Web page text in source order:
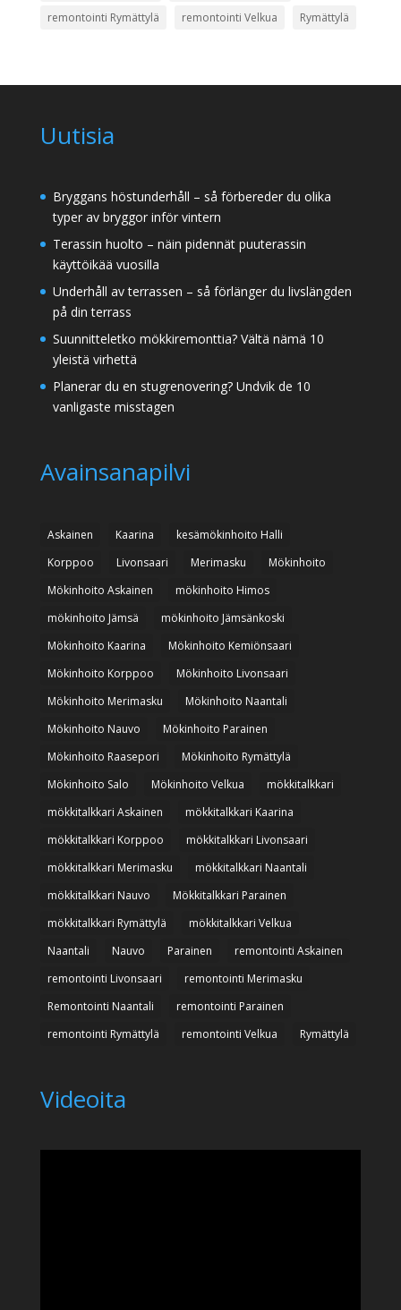
remontointi Rymättylä remontointi Velkua Rymättylä
Uutisia
Bryggans höstunderhåll – så förbereder du olika
typer av bryggor inför vintern
Terassin huolto – näin pidennät puuterassin
käyttöikää vuosilla
Underhåll av terrassen – så förlänger du livslängden
på din terrass
Suunnitteletko mökkiremonttia? Vältä nämä 10
yleistä virhettä
Planerar du en stugrenovering? Undvik de 10
vanligaste misstagen
Avainsanapilvi
Askainen Kaarina
kesämökinhoito Halli
Korppoo
Livonsaari Merimasku
Mökinhoito
Mökinhoito Askainen
mökinhoito Himos
mökinhoito Jämsä
mökinhoito Jämsänkoski
Mökinhoito Kaarina
Mökinhoito Kemiönsaari
Mökinhoito Korppoo
Mökinhoito Livonsaari
Mökinhoito Merimasku
Mökinhoito Naantali
Mökinhoito Nauvo
Mökinhoito Parainen
Mökinhoito Raasepori
Mökinhoito Rymättylä
Mökinhoito Salo
Mökinhoito Velkua
mökkitalkkari
mökkitalkkari Askainen
mökkitalkkari Kaarina
mökkitalkkari Korppoo
mökkitalkkari Livonsaari
mökkitalkkari Merimasku
mökkitalkkari Naantali
mökkitalkkari Nauvo
Mökkitalkkari Parainen
mökkitalkkari Rymättylä
mökkitalkkari Velkua
Naantali
Nauvo Parainen
remontointi Askainen
remontointi Livonsaari
remontointi Merimasku
Remontointi Naantali
remontointi Parainen
remontointi Rymättylä
remontointi Velkua Rymättylä
Videoita